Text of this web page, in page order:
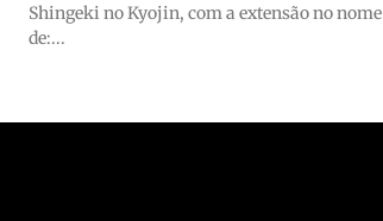
Shingeki no Kyojin, com a extensão no nome
de:...